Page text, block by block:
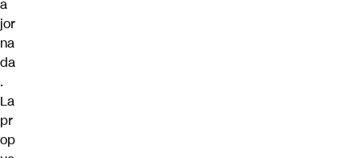
a
jor
na
da
.
La
pr
op